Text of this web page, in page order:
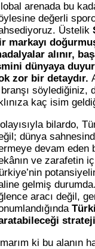
arenada bu
değerli
Üstelik
markayı
alınır,
dünyaya
zor bir detaydır.
söylediğiniz,
kaç isim
bilardo,
dünya
devam eden
ve zarafetin
gelmiş
aracı değil,
ki bu alanın